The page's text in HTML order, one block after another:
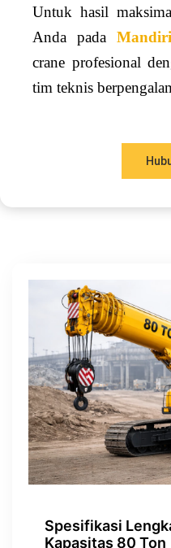
Untuk hasil
Anda pada
crane profesional
tim teknis
Spesifikasi
Kapasitas 80 Ton